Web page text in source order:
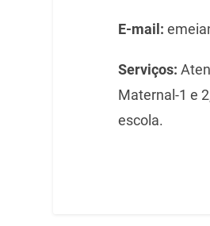
E-mail:
Serviços:
Maternal-1 e
escola.